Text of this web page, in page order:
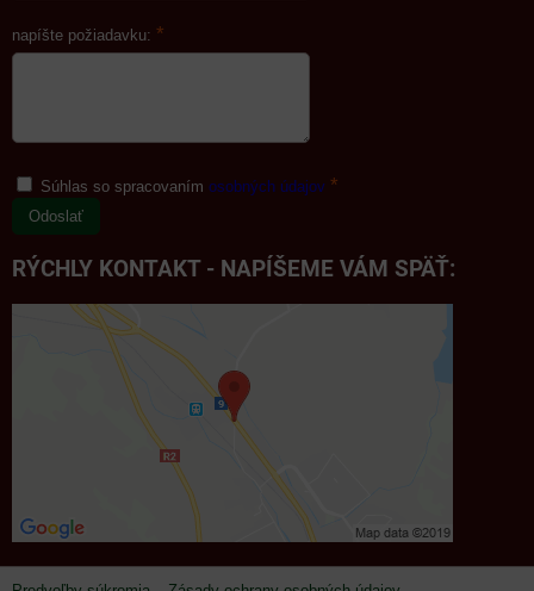
napíšte požiadavku: *
Súhlas so spracovaním osobných údajov *
Odoslať
RÝCHLY KONTAKT - NAPÍŠEME VÁM SPÄŤ: